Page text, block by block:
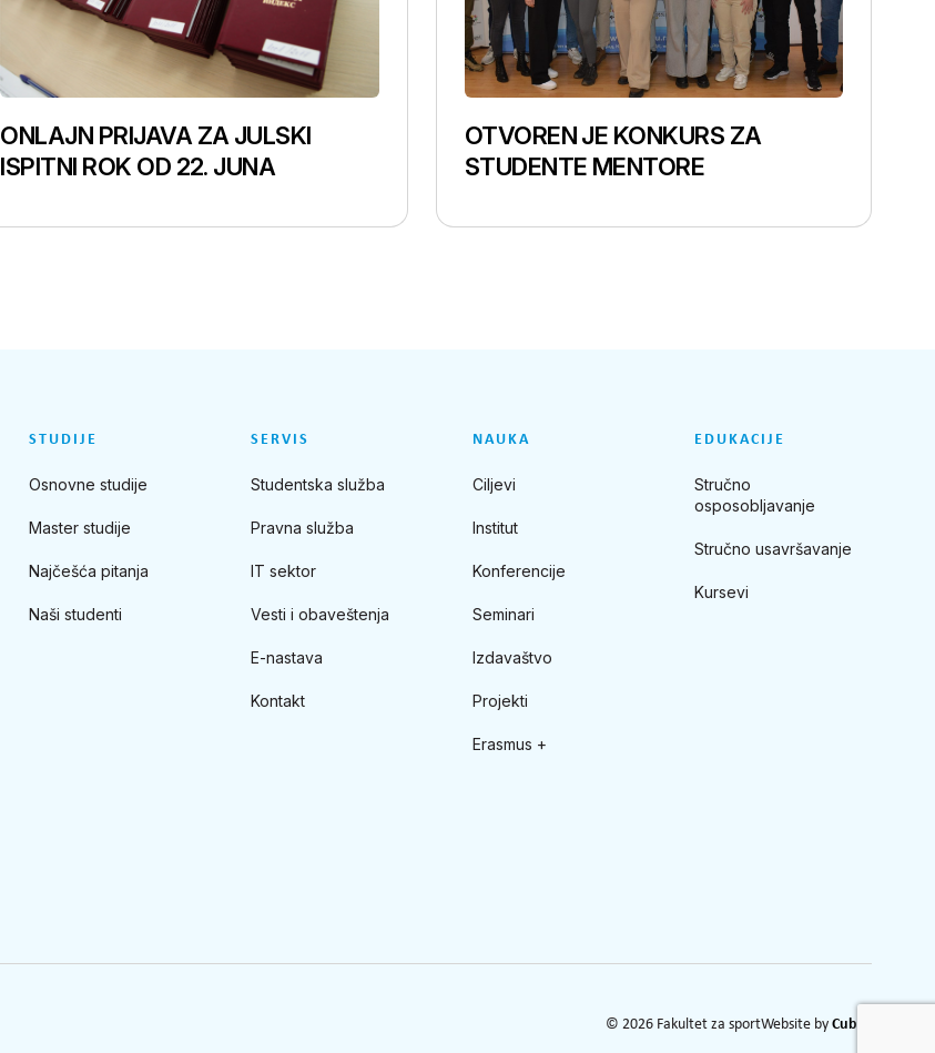
ONLAJN PRIJAVA ZA JULSKI
ISPITNI ROK OD 22. JUNA
OTVOREN JE KONKURS ZA
STUDENTE MENTORE
STUDIJE
Osnovne studije
Master studije
Najčešća pitanja
Naši studenti
SERVIS
Studentska služba
Pravna služba
IT sektor
Vesti i obaveštenja
E-nastava
Kontakt
NAUKA
Ciljevi
Institut
Konferencije
Seminari
Izdavaštvo
Projekti
Erasmus +
EDUKACIJE
Stručno
osposobljavanje
Stručno usavršavanje
Kursevi
© 2026 Fakultet za sportWebsite by Cubes